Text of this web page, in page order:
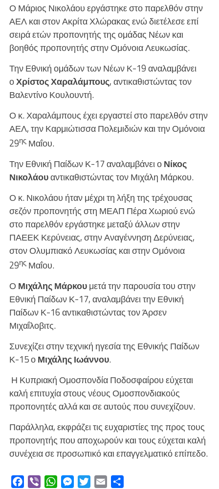
Ο Μάριος Νικολάου εργάστηκε στο παρελθόν στην
ΑΕΛ και στον Ακρίτα Χλώρακας ενώ διετέλεσε επί
σειρά ετών προπονητής της ομάδας Νέων και
βοηθός προπονητής στην Ομόνοια Λευκωσίας.
Την Εθνική ομάδων των Νέων Κ-19 αναλαμβάνει
οΧρίστος Χαραλάμπους, αντικαθιστώντας τον
Βαλεντίνο Κουλουντή.
Ο κ. Χαραλάμπους έχει εργαστεί στο παρελθόν στην
ΑΕΛ, την Καρμιώτισσα Πολεμιδιών και την Ομόνοια
29ηςΜαΐου.
Την Εθνική Παίδων Κ-17 αναλαμβάνει οΝίκος
Νικολάουαντικαθιστώντας τον Μιχάλη Μάρκου.
Ο κ. Νικολάου ήταν μέχρι τη λήξη της τρέχουσας
σεζόν προπονητής στη ΜΕΑΠ Πέρα Χωριού ενώ
στο παρελθόν εργάστηκε μεταξύ άλλων στην
ΠΑΕΕΚ Κερύνειας, στην Αναγέννηση Δερύνειας,
στον Ολυμπιακό Λευκωσίας και στην Ομόνοια
29ηςΜαΐου.
Ο Μιχάλης Μάρκουμετά την παρουσία του στην
Εθνική Παίδων Κ-17, αναλαμβάνει την Εθνική
Παίδων Κ-16 αντικαθιστώντας τον Άρσεν
Μιχαΐλοβιτς.
Συνεχίζει στην τεχνική ηγεσία της Εθνικής Παίδων
Κ-15 οΜιχάλης Ιωάννου.
Η Κυπριακή Ομοσπονδία Ποδοσφαίρου εύχεται
καλή επιτυχία στους νέους Ομοσπονδιακούς
προπονητές αλλά και σε αυτούς που συνεχίζουν.
Παράλληλα, εκφράζει τις ευχαριστίες της προς τους
προπονητής που αποχωρούν και τους εύχεται καλή
συνέχεια σε προσωπικό και επαγγελματικό επίπεδο.
Facebook
Viber WhatsAppMessengerTwitterEmail